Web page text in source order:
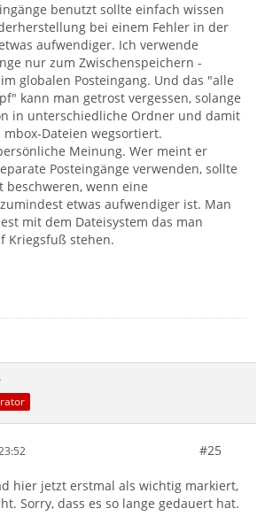
benutzt sollte einfach wissen
bei einem Fehler in der
aufwendiger. Ich verwende
nur zum Zwischenspeichern -
globalen Posteingang. Und das "alle
kann man getrost vergessen, solange
in unterschiedliche Ordner und damit
Dateien wegsortiert.
Meinung. Wer meint er
Posteingänge verwenden, sollte
wenn eine
etwas aufwendiger ist. Man
mit dem Dateisystem das man
Kriegsfuß stehen.
#25
hier jetzt erstmal als wichtig markiert,
Sorry, dass es so lange gedauert hat.